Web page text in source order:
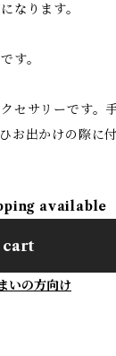
なります。
す。
セサリーです。
お出かけの際に
available
cart
いの方向け